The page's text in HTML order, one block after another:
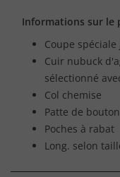
Informations sur le
Coupe
Cuir nubuck
sélectionné
Col chemise
Patte de
Poches à rabat
Long. selon